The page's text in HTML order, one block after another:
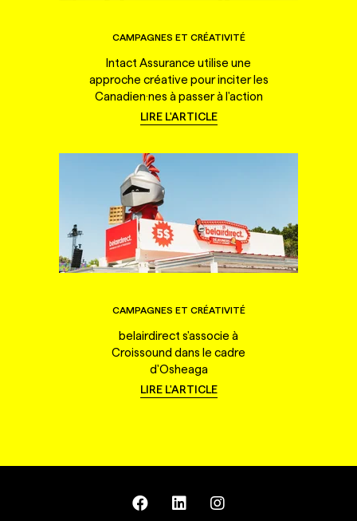
CAMPAGNES ET CRÉATIVITÉ
Intact Assurance utilise une
approche créative pour inciter les
Canadien·nes à passer à l'action
LIRE L'ARTICLE
CAMPAGNES ET CRÉATIVITÉ
belairdirect s'associe à
Croissound dans le cadre
d'Osheaga
LIRE L'ARTICLE